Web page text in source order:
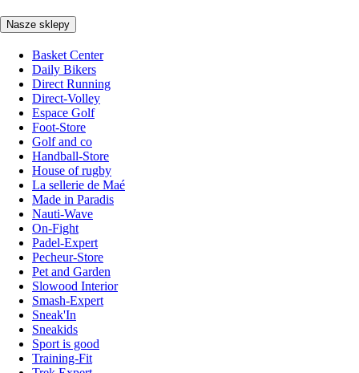
Nasze sklepy
Basket Center
Daily Bikers
Direct Running
Direct-Volley
Espace Golf
Foot-Store
Golf and co
Handball-Store
House of rugby
La sellerie de Maé
Made in Paradis
Nauti-Wave
On-Fight
Padel-Expert
Pecheur-Store
Pet and Garden
Slowood Interior
Smash-Expert
Sneak'In
Sneakids
Sport is good
Training-Fit